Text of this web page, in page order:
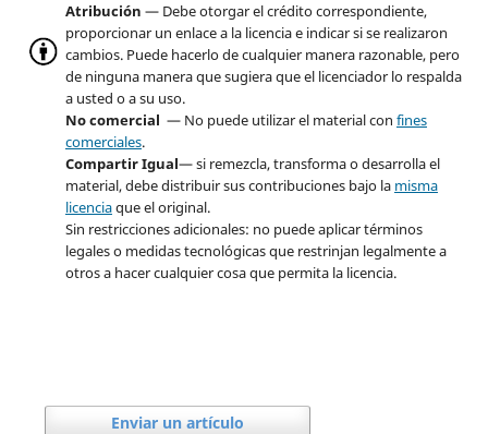
Atribución — Debe otorgar el crédito correspondiente,
proporcionar un enlace a la licencia e indicar si se realizaron
cambios. Puede hacerlo de cualquier manera razonable, pero
de ninguna manera que sugiera que el licenciador lo respalda
a usted o a su uso.
No comercial — No puede utilizar el material con fines
comerciales.
Compartir Igual— si remezcla, transforma o desarrolla el
material, debe distribuir sus contribuciones bajo la misma
licenciaque el original.
Sin restricciones adicionales: no puede aplicar términos
legales o medidas tecnológicas que restrinjan legalmente a
otros a hacer cualquier cosa que permita la licencia.
Enviar un artículo